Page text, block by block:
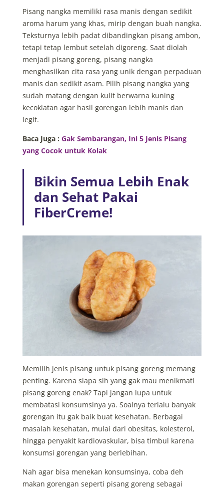
Pisang nangka memiliki rasa manis dengan sedikit
aroma harum yang khas, mirip dengan buah nangka.
Teksturnya lebih padat dibandingkan pisang ambon,
tetapi tetap lembut setelah digoreng. Saat diolah
menjadi pisang goreng, pisang nangka
menghasilkan cita rasa yang unik dengan perpaduan
manis dan sedikit asam. Pilih pisang nangka yang
sudah matang dengan kulit berwarna kuning
kecoklatan agar hasil gorengan lebih manis dan
legit.
Baca Juga : Gak Sembarangan, Ini 5 Jenis Pisang
yang Cocok untuk Kolak
Bikin Semua Lebih Enak
dan Sehat Pakai
FiberCreme!
Memilih jenis pisang untuk pisang goreng memang
penting. Karena siapa sih yang gak mau menikmati
pisang goreng enak? Tapi jangan lupa untuk
membatasi konsumsinya ya. Soalnya terlalu banyak
gorengan itu gak baik buat kesehatan. Berbagai
masalah kesehatan, mulai dari obesitas, kolesterol,
hingga penyakit kardiovaskular, bisa timbul karena
konsumsi gorengan yang berlebihan.
Nah agar bisa menekan konsumsinya, coba deh
makan gorengan seperti pisang goreng sebagai